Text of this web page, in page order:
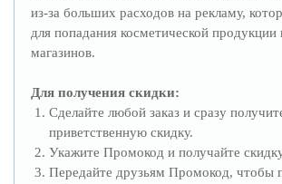
из-за больших расходов на рекламу,
для попадания косметической продукции
магазинов.
Для получения скидки:
Сделайте любой заказ и сразу
приветственную скидку.
Укажите Промокод и получайте
Передайте друзьям Промокод, чтобы